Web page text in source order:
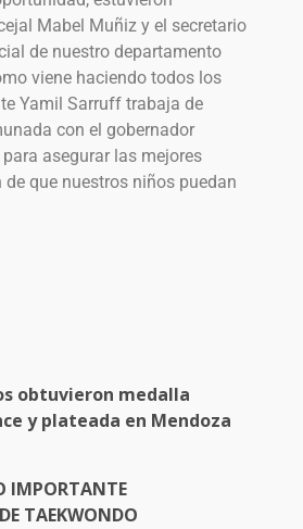
Mabel Muñiz y el secretario
de nuestro departamento
viene haciendo todos los
Yamil Sarruff trabaja de
con el gobernador
asegurar las mejores
que nuestros niños puedan
obtuvieron medalla
y plateada en Mendoza
IMPORTANTE
TAEKWONDO